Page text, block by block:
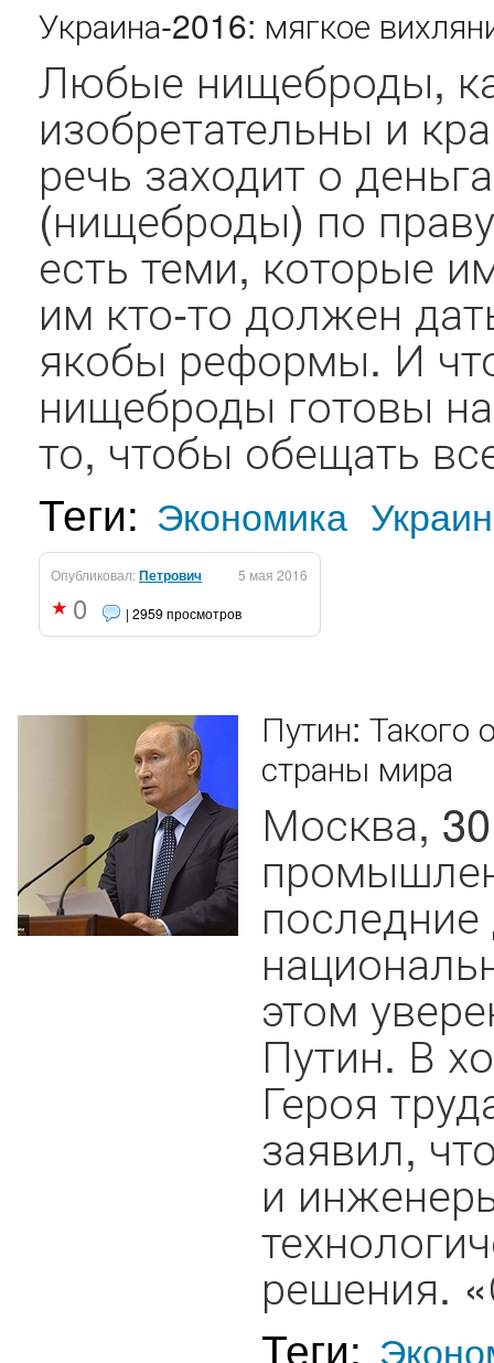
Украина-2016: мягкое
Любые нищеброды,
изобретательны и
речь заходит о
(нищеброды) по
есть теми, которые
им кто-то должен
якобы реформы. И
нищеброды готовы
то, чтобы обещать
Теги: Экономика
Опубликовал:Петрович 5 мая 2016
0 | 2959 просмотров
Путин: Такого
страны мира
Москва,
этом
Путин. В
Героя
заявил,
и
решения.
Теги: